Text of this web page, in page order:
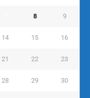
8 9
14 15 16
21 22 23
28 29 30